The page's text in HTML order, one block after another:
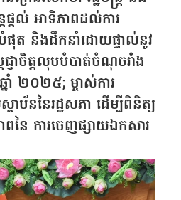
ផ្តល់ អាទិភាពដល់ការ
ផុត និងដឹកនាំដោយផ្ទាល់នូវ
ជ្ញាចិត្តលុបបំបាត់ចំណុចរាំង
នាំ ២០២៥; ម្ចាស់ការ
ប័ននៃរដ្ឋសភា ដើម្បីពិនិត្យ
ៃ ការចេញផ្សាយឯកសារ